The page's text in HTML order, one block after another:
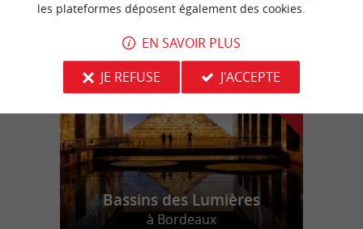
n
o
t
r
e
c
o
u
p
d
e
c
o
e
u
r
Bassins des Lumières
à Bordeaux
les plateformes déposent également des cookies.
EN SAVOIR PLUS
JE REFUSE
J'ACCEPTE